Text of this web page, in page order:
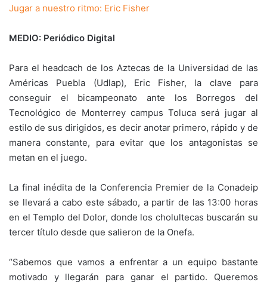
Jugar a nuestro ritmo: Eric Fisher
MEDIO: Periódico Digital
Para el headcach de los Aztecas de la Universidad de las
Américas Puebla (Udlap), Eric Fisher, la clave para
conseguir el bicampeonato ante los Borregos del
Tecnológico de Monterrey campus Toluca será jugar al
estilo de sus dirigidos, es decir anotar primero, rápido y de
manera constante, para evitar que los antagonistas se
metan en el juego.
La final inédita de la Conferencia Premier de la Conadeip
se llevará a cabo este sábado, a partir de las 13:00 horas
en el Templo del Dolor, donde los cholultecas buscarán su
tercer título desde que salieron de la Onefa.
“Sabemos que vamos a enfrentar a un equipo bastante
motivado y llegarán para ganar el partido. Queremos